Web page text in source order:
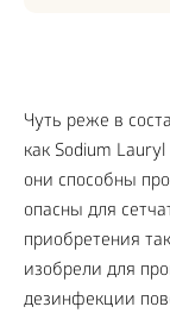
Чуть реже в
как Sodium
они способны
опасны для
приобретения
изобрели для
дезинфекции